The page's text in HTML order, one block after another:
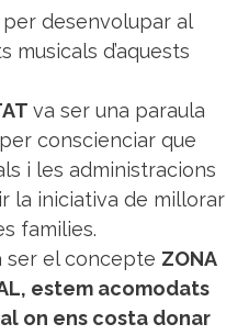
per desenvolupar al
musicals d’aquests
va ser una paraula
conscienciar que
i les administracions
la iniciativa de millorar
families.
ser el concepte ZONA
estem acomodats
on ens costa donar